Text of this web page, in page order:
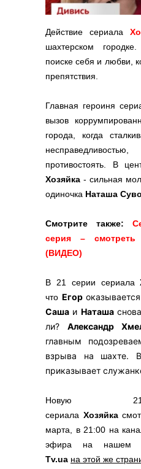
Действие сериала
шахтерском
поиске себя и любви,
препятствия.
Главная героиня
вызов
города, когда
противостоять. В
Хозяйка - сильная
одиночка Наташа
Смотрите также:
серия – смотреть
(ВИДЕО)
В 21 серии сериала
что Егор
Саша и Наташа
ли? Александр
главным
взрыва на шахте.
приказывает
Новую
сериала Хозяйка
марта, в 21:00 на
эфира на нашем
Tv.ua на этой же